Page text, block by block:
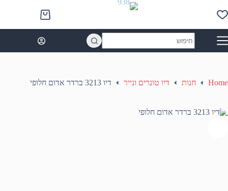
to
content
Shopping
cart
results
Home חנות דיו טונרים ונייר דיו 3213 ברדר אדום חלופי